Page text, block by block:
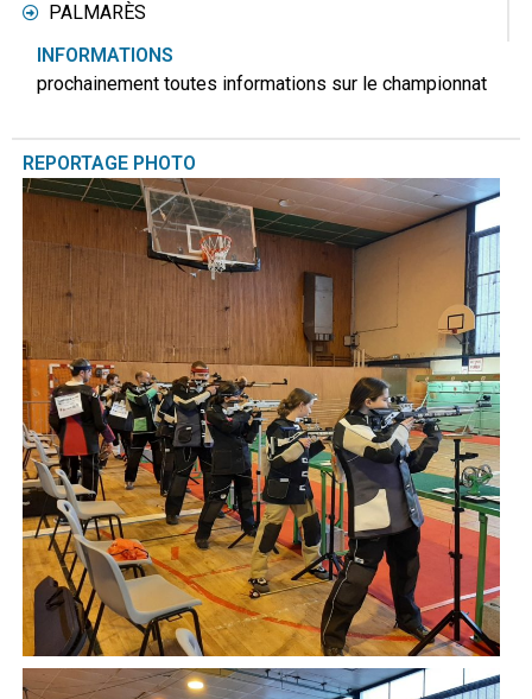
PALMARÈS
INFORMATIONS
prochainement toutes informations sur le championnat
REPORTAGE PHOTO